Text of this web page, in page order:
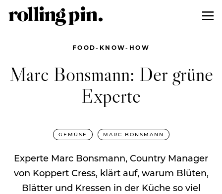
FOOD-KNOW-HOW
Marc Bonsmann: Der grüne
Experte
GEMÜSE MARC BONSMANN
Experte Marc Bonsmann, Country Manager
von Koppert Cress, klärt auf, warum Blüten,
Blätter und Kressen in der Küche so viel